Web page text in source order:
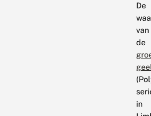
De
van
de
in